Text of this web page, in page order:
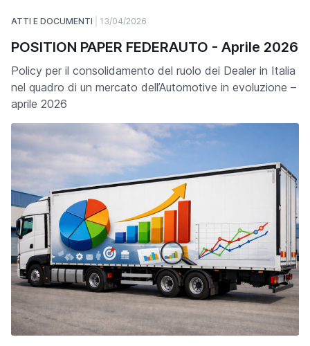
ATTI E DOCUMENTI 13/04/2026
POSITION PAPER FEDERAUTO - Aprile 2026
Policy per il consolidamento del ruolo dei Dealer in Italia
nel quadro di un mercato dell’Automotive in evoluzione –
aprile 2026